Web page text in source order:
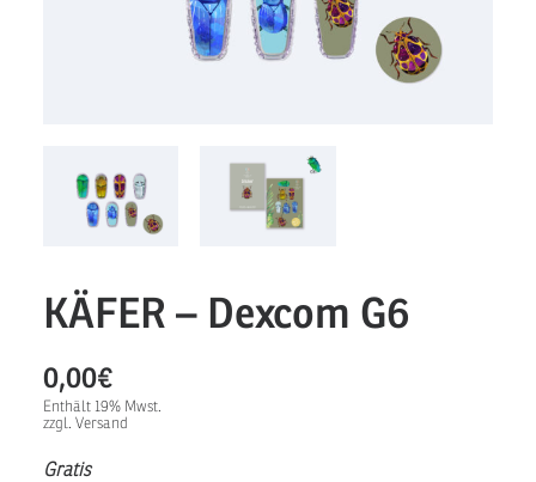
KÄFER – Dexcom G6
0,00€
Enthält 19% Mwst.
zzgl. Versand
Gratis